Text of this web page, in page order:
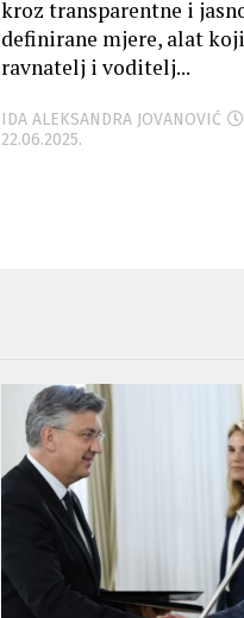
kroz transparentne i
definirane mjere, alat
ravnatelj i voditelj...
IDA ALEKSANDRA JOVANOVIĆ
22.06.2025.